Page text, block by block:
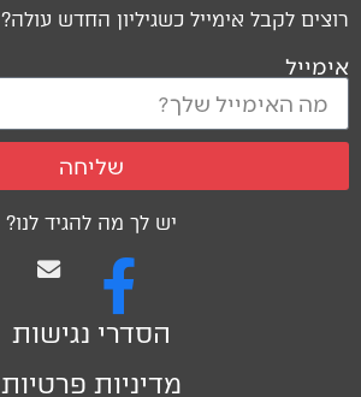
יש לך מה להגיד לנו?
הסדרי נגישות
מדיניות פרטיות
רוצים לקבל אימייל כשגיליון החדש עולה?
אימייל
שליחה